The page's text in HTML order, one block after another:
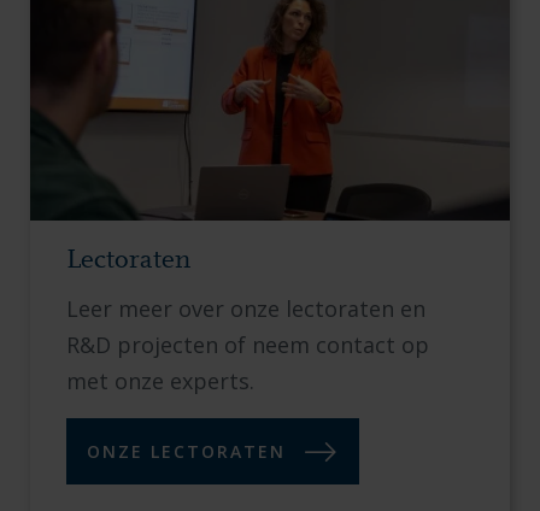
Lectoraten
Leer meer over onze lectoraten en
R&D projecten of neem contact op
met onze experts.
ONZE LECTORATEN